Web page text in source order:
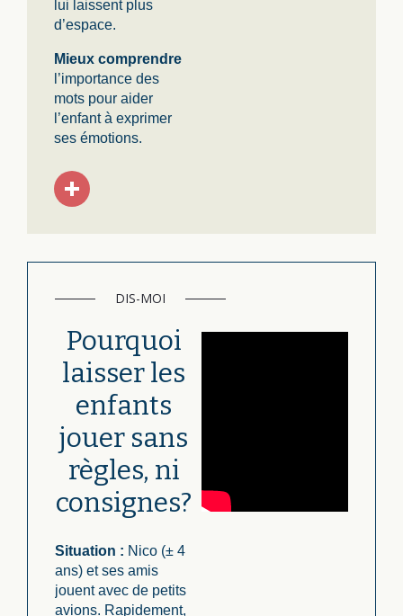
lui laissent plus
d’espace.
Mieux comprendre
l’importance des
mots pour aider
l’enfant à exprimer
ses émotions.
DIS-MOI
Pourquoi
laisser les
enfants
jouer sans
règles, ni
consignes?
Situation : Nico (± 4
ans) et ses amis
jouent avec de petits
avions. Rapidement,